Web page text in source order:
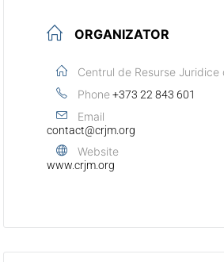
ORGANIZATOR
Centrul de Resurse Juridice
Phone +373 22 843 601
Email
contact@crjm.org
Website
www.crjm.org